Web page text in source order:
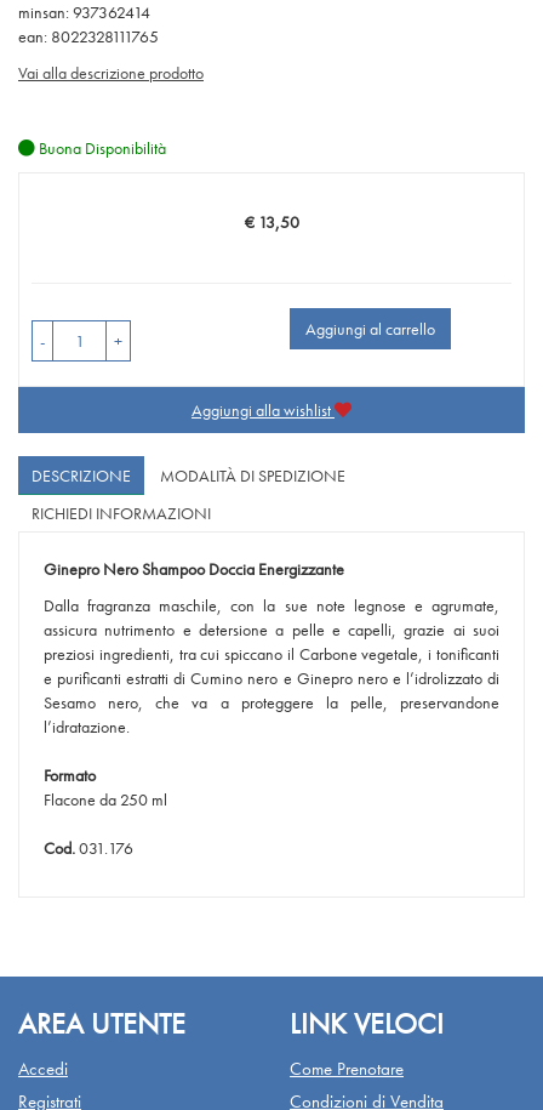
minsan: 937362414
ean: 8022328111765
Vai alla descrizione prodotto
Buona Disponibilità
Prezzo
€ 13,50
- +
Aggiungi al carrello
Aggiungi alla wishlist
DESCRIZIONE
MODALITÀ DI SPEDIZIONE
RICHIEDI INFORMAZIONI
Ginepro Nero Shampoo Doccia Energizzante
Dalla fragranza maschile, con la sue note legnose e agrumate,
assicura nutrimento e detersione a pelle e capelli, grazie ai suoi
preziosi ingredienti, tra cui spiccano il Carbone vegetale, i tonificanti
e purificanti estratti di Cumino nero e Ginepro nero e l’idrolizzato di
Sesamo nero, che va a proteggere la pelle, preservandone
l’idratazione.
Formato
Flacone da 250 ml
Cod.031.176
AREA UTENTE
Accedi
Registrati
LINK VELOCI
Come Prenotare
Condizioni di Vendita